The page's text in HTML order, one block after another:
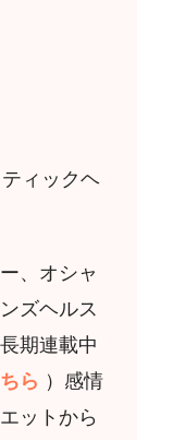
ィックヘ
、オシャ
ズヘルス
期連載中
ら ）感情
ットから